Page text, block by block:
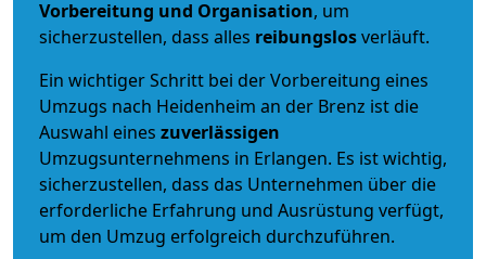
Vorbereitung und Organisation, um
sicherzustellen, dass alles reibungslosverläuft.
Ein wichtiger Schritt bei der Vorbereitung eines
Umzugs nach Heidenheim an der Brenz ist die
Auswahl eines zuverlässigen
Umzugsunternehmens in Erlangen. Es ist wichtig,
sicherzustellen, dass das Unternehmen über die
erforderliche Erfahrung und Ausrüstung verfügt,
um den Umzug erfolgreich durchzuführen.